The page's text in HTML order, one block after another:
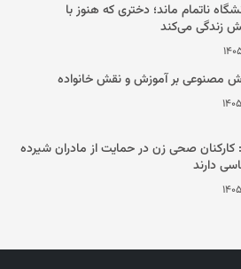
ناتمام ماند؛ دختری که هنوز با
زندگی می‌کند
۱۶
مصنوعی بر آموزش و نقش خانواده
۱۵
صحی زن در حمایت از مادران شیرده
دارند
۱۵